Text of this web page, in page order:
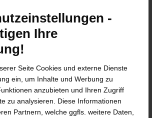
TAG IM
ERLEBEN –
AND BOY’S DAY
IM FULDAER
-
Ihre
Seite Cookies und externe Dienste
ein, um Inhalte und Werbung zu
anzubieten und Ihren Zugriff
zu analysieren. Diese Informationen
Partnern, welche ggfls. weitere Daten,